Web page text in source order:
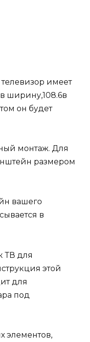
имеет
ширину,108.6в
он будет
монтаж. Для
размером
вашего
в
ТВ для
этой
для
под
элементов,